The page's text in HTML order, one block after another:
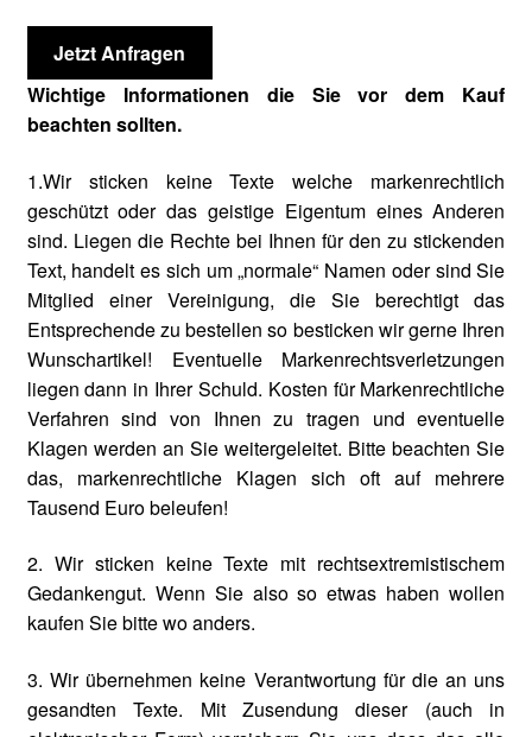
Jetzt Anfragen
Wichtige Informationen die Sie vor dem Kauf
beachten sollten.
1.Wir sticken keine Texte welche markenrechtlich
geschützt oder das geistige Eigentum eines Anderen
sind. Liegen die Rechte bei Ihnen für den zu stickenden
Text, handelt es sich um „normale“ Namen oder sind Sie
Mitglied einer Vereinigung, die Sie berechtigt das
Entsprechende zu bestellen so besticken wir gerne Ihren
Wunschartikel! Eventuelle Markenrechtsverletzungen
liegen dann in Ihrer Schuld. Kosten für Markenrechtliche
Verfahren sind von Ihnen zu tragen und eventuelle
Klagen werden an Sie weitergeleitet. Bitte beachten Sie
das, markenrechtliche Klagen sich oft auf mehrere
Tausend Euro beleufen!
2. Wir sticken keine Texte mit rechtsextremistischem
Gedankengut. Wenn Sie also so etwas haben wollen
kaufen Sie bitte wo anders.
3. Wir übernehmen keine Verantwortung für die an uns
gesandten Texte. Mit Zusendung dieser (auch in